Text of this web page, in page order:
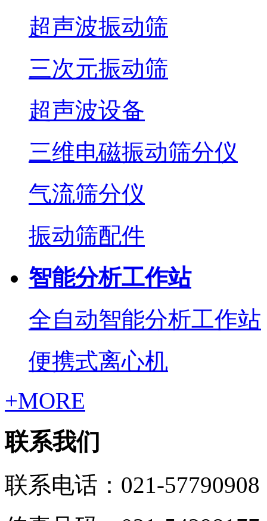
超声波振动筛
三次元振动筛
超声波设备
三维电磁振动筛分仪
气流筛分仪
振动筛配件
智能分析工作站
全自动智能分析工作站
便携式离心机
+MORE
联系我们
联系电话：021-57790908